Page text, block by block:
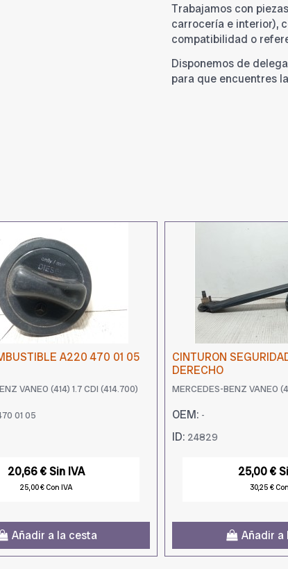
Trabajamos con
carrocería e interior),
compatibilidad o
Disponemos de
para que encuentres
A220 470 01 05
VANEO (414) 1.7 CDI (414.700)
01 05
20,66 € Sin IVA
25,00 € Con IVA
Añadir a la cesta
CINTURON
DERECHO
MERCEDES-BENZ VANEO
OEM: -
ID: 24829
25,00 €
30,25 €
Añadir a